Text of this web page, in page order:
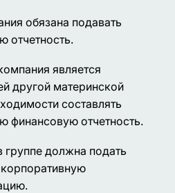
обязана подавать
отчетность.
является
другой материнской
составлять
финансовую отчетность.
должна подать